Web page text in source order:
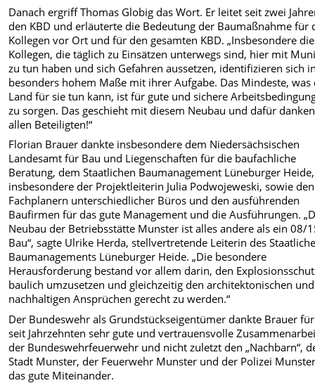
Danach ergriff Thomas Globig das Wort. Er leitet seit zwei
den KBD und erläuterte die Bedeutung der Baumaßnahme für
Kollegen vor Ort und für den gesamten KBD. „Insbesondere die
Kollegen, die täglich zu Einsätzen unterwegs sind, hier mit
zu tun haben und sich Gefahren aussetzen, identifizieren sich
besonders hohem Maße mit ihrer Aufgabe. Das Mindeste, was
Land für sie tun kann, ist für gute und sichere
zu sorgen. Das geschieht mit diesem Neubau und dafür
allen Beteiligten!“
Florian Brauer dankte insbesondere dem Niedersächsischen
Landesamt für Bau und Liegenschaften für die baufachliche
Beratung, dem Staatlichen Baumanagement Lüneburger
insbesondere der Projektleiterin Julia Podwojeweski, sowie den
Fachplanern unterschiedlicher Büros und den ausführenden
Baufirmen für das gute Management und die Ausführungen.
Neubau der Betriebsstätte Munster ist alles andere als ein 08/
Bau“, sagte Ulrike Herda, stellvertretende Leiterin des
Baumanagements Lüneburger Heide. „Die besondere
Herausforderung bestand vor allem darin, den
baulich umzusetzen und gleichzeitig den architektonischen und
nachhaltigen Ansprüchen gerecht zu werden.“
Der Bundeswehr als Grundstückseigentümer dankte Brauer
seit Jahrzehnten sehr gute und vertrauensvolle
der Bundeswehrfeuerwehr und nicht zuletzt den „Nachbarn“,
Stadt Munster, der Feuerwehr Munster und der Polizei
das gute Miteinander.